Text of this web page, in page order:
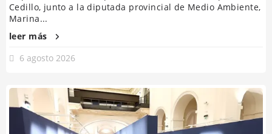
Cedillo, junto a la diputada provincial de Medio Ambiente,
Marina...
leer más
6 agosto 2026